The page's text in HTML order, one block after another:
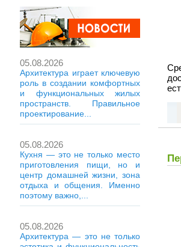
05.08.2026
Архитектура играет ключевую
роль в создании комфортных
и функциональных жилых
пространств. Правильное
проектирование...
05.08.2026
Кухня — это не только место
приготовления пищи, но и
центр домашней жизни, зона
отдыха и общения. Именно
поэтому важно,...
05.08.2026
Архитектура — это не только